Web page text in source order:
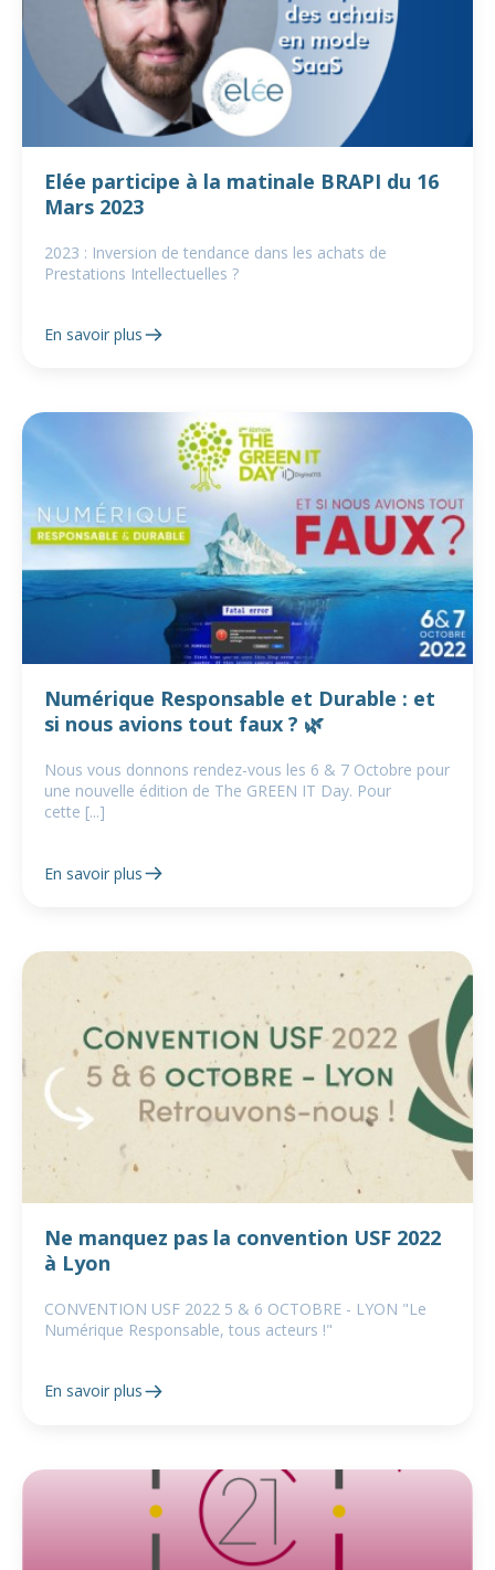
Elée participe à la matinale BRAPI du 16
Mars 2023
2023 : Inversion de tendance dans les achats de
Prestations Intellectuelles ?
En savoir plus
Numérique Responsable et Durable : et
si nous avions tout faux ? 🌿
Nous vous donnons rendez-vous les 6 & 7 Octobre pour
une nouvelle édition de The GREEN IT Day. Pour
cette [...]
En savoir plus
Ne manquez pas la convention USF 2022
à Lyon
CONVENTION USF 2022 5 & 6 OCTOBRE - LYON "Le
Numérique Responsable, tous acteurs !"
En savoir plus